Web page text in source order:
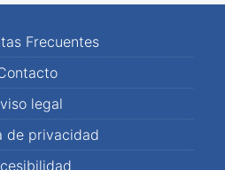
Frecuentes
legal
de privacidad